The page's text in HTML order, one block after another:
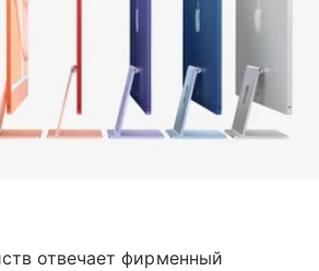
отвечает фирменный